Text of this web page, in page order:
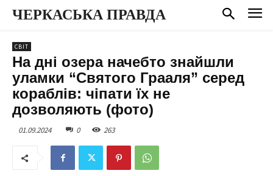
ЧЕРКАСЬКА ПРАВДА
СВІТ
На дні озера начебто знайшли
уламки “Святого Грааля” серед
кораблів: чіпати їх не
дозволяють (фото)
01.09.2024 0 263